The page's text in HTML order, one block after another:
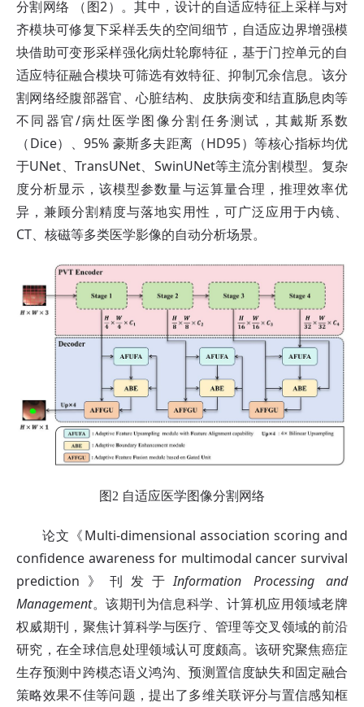
分割网络 （图2）。其中，设计的自适应特征上采样与对
齐模块可修复下采样丢失的空间细节，自适应边界增强模
块借助可变形采样强化病灶轮廓特征，基于门控单元的自
适应特征融合模块可筛选有效特征、抑制冗余信息。该分
割网络经腹部器官、心脏结构、皮肤病变和结直肠息肉等
不同器官/病灶医学图像分割任务测试，其戴斯系数
（Dice）、95% 豪斯多夫距离（HD95）等核心指标均优
于UNet、TransUNet、SwinUNet等主流分割模型。复杂
度分析显示，该模型参数量与运算量合理，推理效率优
异，兼顾分割精度与落地实用性，可广泛应用于内镜、
CT、核磁等多类医学影像的自动分析场景。
图2 自适应医学图像分割网络
论文《Multi-dimensional association scoring and
confidence awareness for multimodal cancer survival
prediction》刊发于Information Processing and
Management。该期刊为信息科学、计算机应用领域老牌
权威期刊，聚焦计算科学与医疗、管理等交叉领域的前沿
研究，在全球信息处理领域认可度颇高。该研究聚焦癌症
生存预测中跨模态语义鸿沟、预测置信度缺失和固定融合
策略效果不佳等问题，提出了多维关联评分与置信感知框